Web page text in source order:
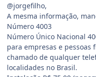
@jorgefilho,
A mesma informação,
Número 4003
Número Único Nacional
para empresas e pessoas
chamado de qualquer
localidades no Brasil.